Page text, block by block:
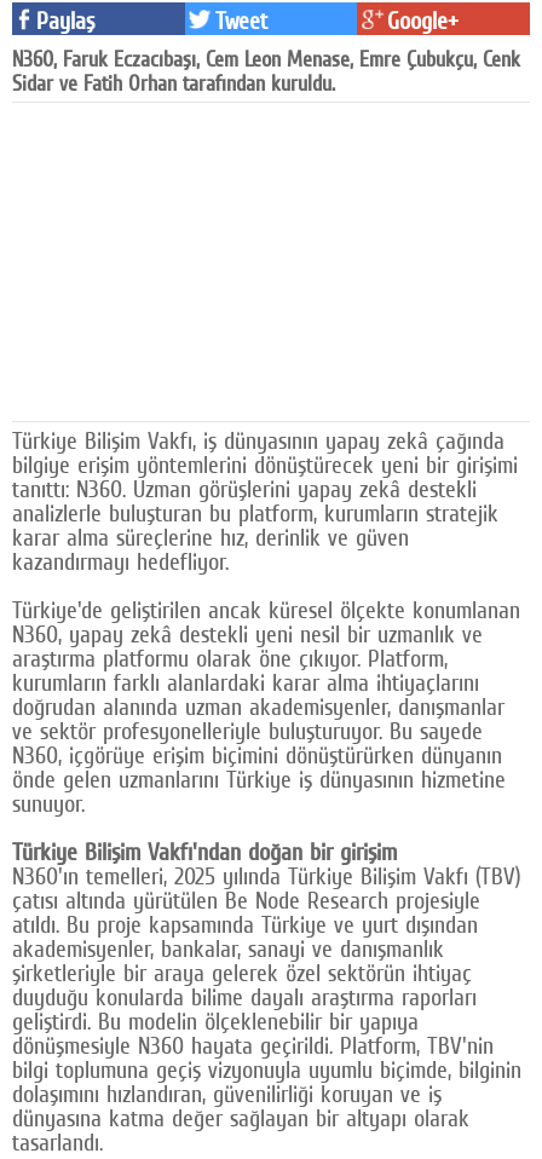
Facebook
Diziler
SOSYAL MEDYA
Facebook
Twitter
© 2026 TÜM HAKLARI SAKLIDIR
Paylaş Tweet Google+
N360, Faruk Eczacıbaşı, Cem Leon Menase, Emre Çubukçu, Cenk
Sidar ve Fatih Orhan tarafından kuruldu.
Türkiye Bilişim Vakfı, iş dünyasının yapay zekâ çağında
bilgiye erişim yöntemlerini dönüştürecek yeni bir girişimi
tanıttı: N360. Uzman görüşlerini yapay zekâ destekli
analizlerle buluşturan bu platform, kurumların stratejik
karar alma süreçlerine hız, derinlik ve güven
kazandırmayı hedefliyor.
Türkiye'de geliştirilen ancak küresel ölçekte konumlanan
N360, yapay zekâ destekli yeni nesil bir uzmanlık ve
araştırma platformu olarak öne çıkıyor. Platform,
kurumların farklı alanlardaki karar alma ihtiyaçlarını
doğrudan alanında uzman akademisyenler, danışmanlar
ve sektör profesyonelleriyle buluşturuyor. Bu sayede
N360, içgörüye erişim biçimini dönüştürürken dünyanın
önde gelen uzmanlarını Türkiye iş dünyasının hizmetine
sunuyor.
Türkiye Bilişim Vakfı'ndan doğan bir girişim
N360'ın temelleri, 2025 yılında Türkiye Bilişim Vakfı (TBV)
çatısı altında yürütülen Be Node Research projesiyle
atıldı. Bu proje kapsamında Türkiye ve yurt dışından
akademisyenler, bankalar, sanayi ve danışmanlık
şirketleriyle bir araya gelerek özel sektörün ihtiyaç
duyduğu konularda bilime dayalı araştırma raporları
geliştirdi. Bu modelin ölçeklenebilir bir yapıya
dönüşmesiyle N360 hayata geçirildi. Platform, TBV'nin
bilgi toplumuna geçiş vizyonuyla uyumlu biçimde, bilginin
dolaşımını hızlandıran, güvenilirliği koruyan ve iş
dünyasına katma değer sağlayan bir altyapı olarak
tasarlandı.